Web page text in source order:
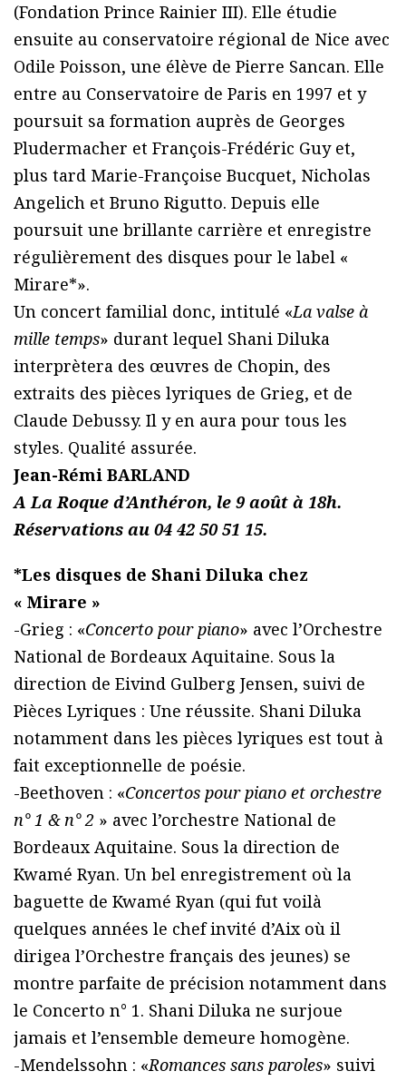
(Fondation Prince Rainier III). Elle étudie
ensuite au conservatoire régional de Nice avec
Odile Poisson, une élève de Pierre Sancan. Elle
entre au Conservatoire de Paris en 1997 et y
poursuit sa formation auprès de Georges
Pludermacher et François-Frédéric Guy et,
plus tard Marie-Françoise Bucquet, Nicholas
Angelich et Bruno Rigutto. Depuis elle
poursuit une brillante carrière et enregistre
régulièrement des disques pour le label «
Mirare*».
Un concert familial donc, intitulé «La valse à
mille temps» durant lequel Shani Diluka
interprètera des œuvres de Chopin, des
extraits des pièces lyriques de Grieg, et de
Claude Debussy. Il y en aura pour tous les
styles. Qualité assurée.
Jean-Rémi BARLAND
A La Roque d’Anthéron, le 9 août à 18h.
Réservations au 04 42 50 51 15.
*Les disques de Shani Diluka chez
« Mirare »
-Grieg : «Concerto pour piano» avec l’Orchestre
National de Bordeaux Aquitaine. Sous la
direction de Eivind Gulberg Jensen, suivi de
Pièces Lyriques : Une réussite. Shani Diluka
notamment dans les pièces lyriques est tout à
fait exceptionnelle de poésie.
-Beethoven : «Concertos pour piano et orchestre
n° 1 & n° 2 » avec l’orchestre National de
Bordeaux Aquitaine. Sous la direction de
Kwamé Ryan. Un bel enregistrement où la
baguette de Kwamé Ryan (qui fut voilà
quelques années le chef invité d’Aix où il
dirigea l’Orchestre français des jeunes) se
montre parfaite de précision notamment dans
le Concerto n° 1. Shani Diluka ne surjoue
jamais et l’ensemble demeure homogène.
-Mendelssohn : «Romances sans paroles» suivi